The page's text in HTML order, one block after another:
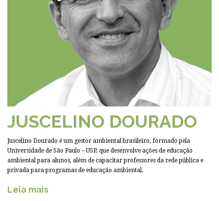
JUSCELINO DOURADO
Juscelino Dourado é um gestor ambiental brasileiro, formado pela
Universidade de São Paulo – USP, que desenvolve ações de educação
ambiental para alunos, além de capacitar professores da rede pública e
privada para programas de educação ambiental.
Leia mais